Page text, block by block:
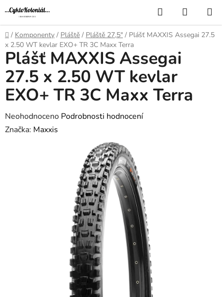
Přejít
na
obsah
Hledat
KOŠÍK
Domů
/ Komponenty / Pláště / Pláště 27,5" / Plášť MAXXIS Assegai 27.5
x 2.50 WT kevlar EXO+ TR 3C Maxx Terra
Plášť MAXXIS Assegai
27.5 x 2.50 WT kevlar
EXO+ TR 3C Maxx Terra
Průměrné
hodnocení
Neohodnoceno Podrobnosti hodnocení
Značka: Maxxis